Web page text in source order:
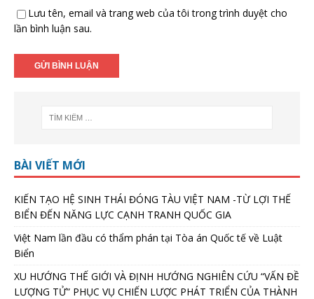
Lưu tên, email và trang web của tôi trong trình duyệt cho
lần bình luận sau.
BÀI VIẾT MỚI
KIẾN TẠO HỆ SINH THÁI ĐÓNG TÀU VIỆT NAM -TỪ LỢI THẾ
BIỂN ĐẾN NĂNG LỰC CẠNH TRANH QUỐC GIA
Việt Nam lần đầu có thẩm phán tại Tòa án Quốc tế về Luật
Biển
XU HƯỚNG THẾ GIỚI VÀ ĐỊNH HƯỚNG NGHIÊN CỨU “VẤN ĐỀ
LƯỢNG TỬ” PHỤC VỤ CHIẾN LƯỢC PHÁT TRIỂN CỦA THÀNH